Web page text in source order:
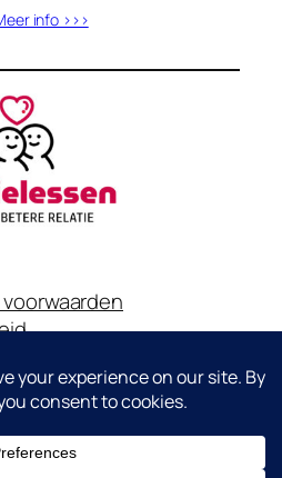
info >>>
content van deze website zonder
te gebruiken voor eigen